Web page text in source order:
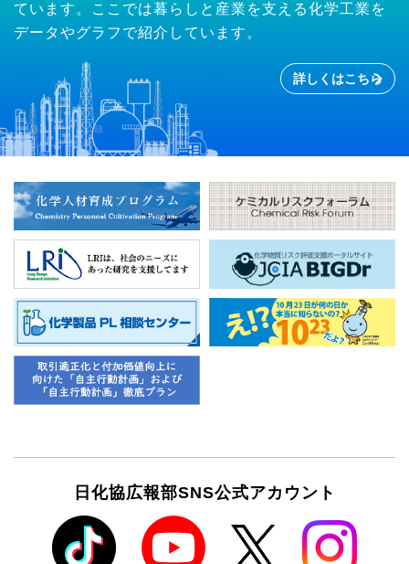
ています。ここでは暮らしと産業を支える化学工業を
データやグラフで紹介しています。
詳しくはこちら
日化協広報部SNS公式アカウント